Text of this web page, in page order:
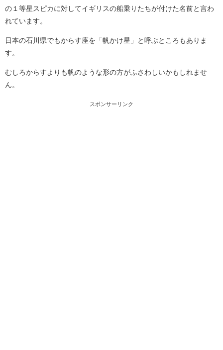
の１等星スピカに対してイギリスの船乗りたちが付けた名前と言わ
れています。
日本の石川県でもからす座を「帆かけ星」と呼ぶところもありま
す。
むしろからすよりも帆のような形の方がふさわしいかもしれませ
ん。
スポンサーリンク